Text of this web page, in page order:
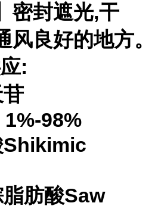
密封遮光,干
风良好的地方。
:
1%-98%
Shikimic
肪酸Saw